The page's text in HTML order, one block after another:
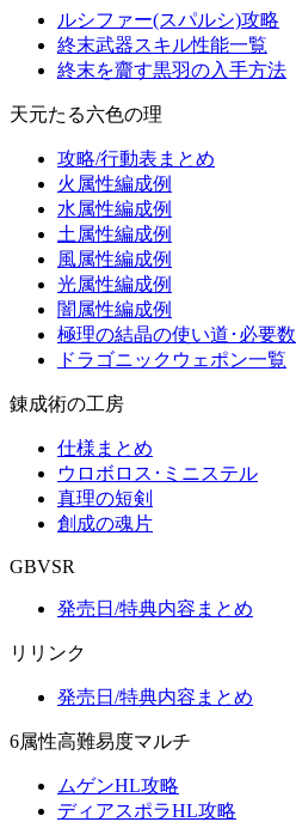
ルシファー(スパルシ)攻略
終末武器スキル性能一覧
終末を齎す黒羽の入手方法
天元たる六色の理
攻略/行動表まとめ
火属性編成例
水属性編成例
土属性編成例
風属性編成例
光属性編成例
闇属性編成例
極理の結晶の使い道･必要数
ドラゴニックウェポン一覧
錬成術の工房
仕様まとめ
ウロボロス･ミニステル
真理の短剣
創成の魂片
GBVSR
発売日/特典内容まとめ
リリンク
発売日/特典内容まとめ
6属性高難易度マルチ
ムゲンHL攻略
ディアスポラHL攻略